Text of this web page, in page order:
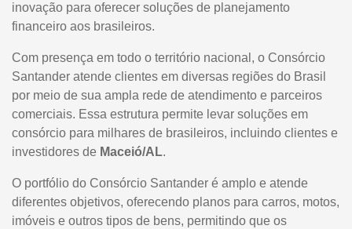
inovação para oferecer soluções de planejamento
financeiro aos brasileiros.
Com presença em todo o território nacional, o Consórcio
Santander atende clientes em diversas regiões do Brasil
por meio de sua ampla rede de atendimento e parceiros
comerciais. Essa estrutura permite levar soluções em
consórcio para milhares de brasileiros, incluindo clientes e
investidores de Maceió/AL.
O portfólio do Consórcio Santander é amplo e atende
diferentes objetivos, oferecendo planos para carros, motos,
imóveis e outros tipos de bens, permitindo que os